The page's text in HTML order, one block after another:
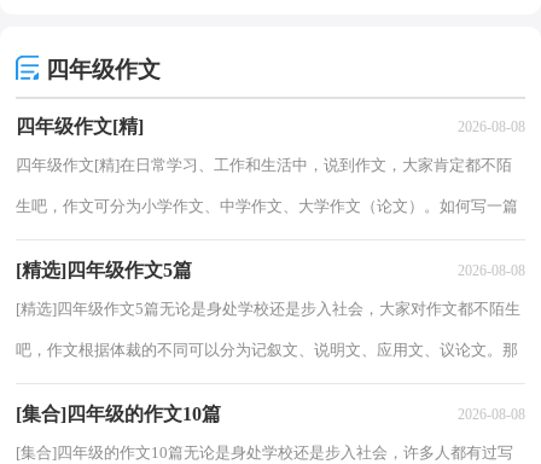
四年级作文
四年级作文[精] 2026-08-08
四年级作文[精]在日常学习、工作和生活中，说到作文，大家肯定都不陌
生吧，作文可分为小学作文、中学作文、大学作文（论文）。如何写一篇
[精选]四年级作文5篇 2026-08-08
[精选]四年级作文5篇无论是身处学校还是步入社会，大家对作文都不陌生
吧，作文根据体裁的不同可以分为记叙文、说明文、应用文、议论文。那
[集合]四年级的作文10篇 2026-08-08
[集合]四年级的作文10篇无论是身处学校还是步入社会，许多人都有过写